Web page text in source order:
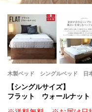
木製ベッド シングルベッド 日
【シングルサイズ】
フラット ウォールナット